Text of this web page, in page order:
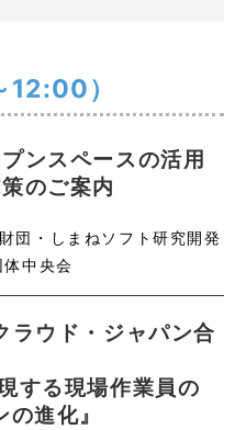
）
ンスペースの活用
のご案内
団・しまねソフト研究開発
中央会
ラウド・ジャパン合
する現場作業員の
進化』